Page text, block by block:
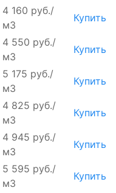
4 160 руб./
м3
Купить
4 550 руб./
м3
Купить
5 175 руб./
м3
Купить
4 825 руб./
м3
Купить
4 945 руб./
м3
Купить
5 595 руб./
м3
Купить